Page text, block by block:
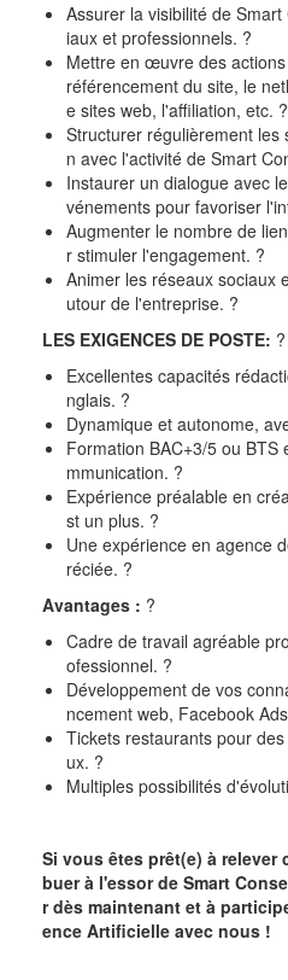
Assurer la visibilité de
iaux et professionnels. ?
Mettre en œuvre des
référencement du site, le
e sites web, l'affiliation, etc. ?
Structurer régulièrement
n avec l'activité de Smart
Instaurer un dialogue avec
vénements pour favoriser
Augmenter le nombre de
r stimuler l'engagement. ?
Animer les réseaux sociaux
utour de l'entreprise. ?
LES EXIGENCES DE POSTE: ?
Excellentes capacités
nglais. ?
Dynamique et autonome,
Formation BAC+3/5 ou BTS
mmunication. ?
Expérience préalable en
st un plus. ?
Une expérience en agence
réciée. ?
Avantages : ?
Cadre de travail agréable
ofessionnel. ?
Développement de vos
ncement web, Facebook Ads
Tickets restaurants pour
ux. ?
Multiples possibilités
Si vous êtes prêt(e) à
buer à l'essor de Smart
r dès maintenant et à
ence Artificielle avec nous !